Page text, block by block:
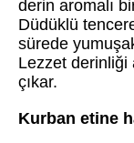
derin aromalı
Düdüklü
sürede
Lezzet derinliği
çıkar.
Kurban etine